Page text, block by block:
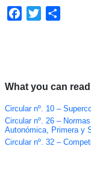
Facebook
Twitter
What you can
Circular nº. 10 –
Circular nº. 26 –
Autonómica, Primera y
Circular nº. 32 –